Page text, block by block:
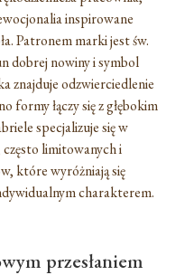
inspirowane
Patronem marki jest św.
dobrej nowiny i symbol
znajduje odzwierciedlenie
formy łączy się z głębokim
specjalizuje się w
limitowanych i
które wyróżniają się
charakterem.
przesłaniem